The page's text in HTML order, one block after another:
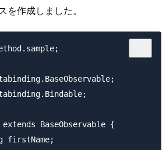
を作成しました。
BaseObservable {
firstName;